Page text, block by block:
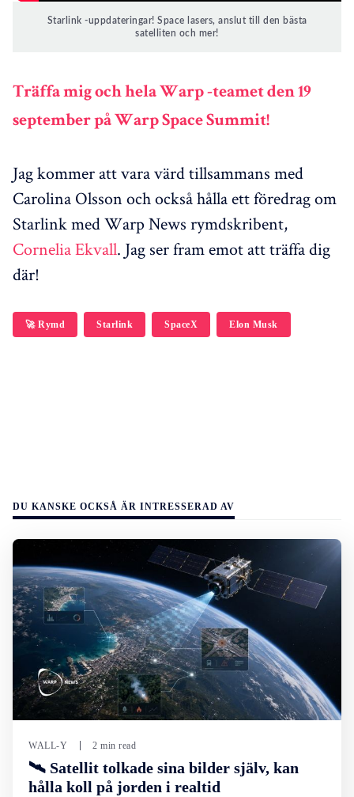
Starlink -uppdateringar! Space lasers, anslut till den bästa
satelliten och mer!
Träffa mig ochhela Warp -teamet den 19
septemberpå Warp Space Summit!
Jag kommer att vara värd tillsammans med
Carolina Olsson och också hålla ett föredrag om
Starlink med Warp News rymdskribent,
Cornelia Ekvall. Jag ser fram emot att träffa dig
där!
🚀 Rymd Starlink SpaceX Elon Musk
DU KANSKE OCKSÅ ÄR INTRESSERAD AV
WALL-Y 2 min read
🛰️ Satellit tolkade sina bilder själv, kan
hålla koll på jorden i realtid